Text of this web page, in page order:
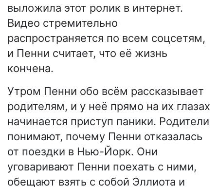
выложила этот ролик в интернет.
Видео стремительно
распространяется по всем соцсетям,
и Пенни считает, что её жизнь
кончена.
Утром Пенни обо всём рассказывает
родителям, и у неё прямо на их глазах
начинается приступ паники. Родители
понимают, почему Пенни отказалась
от поездки в Нью-Йорк. Они
уговаривают Пенни поехать с ними,
обещают взять с собой Эллиота и